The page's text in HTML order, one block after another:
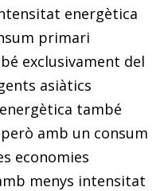
energètica
primari
exclusivament del
asiàtics
també
amb un consum
economies
menys intensitat